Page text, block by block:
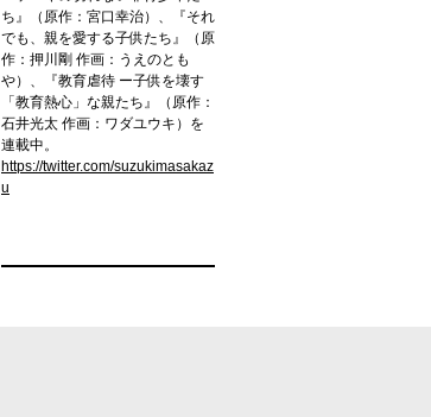
ち』（原作：宮口幸治）、『それ
でも、親を愛する子供たち』（原
作：押川剛 作画：うえのとも
や）、『教育虐待 ー子供を壊す
「教育熱心」な親たち』（原作：
石井光太 作画：ワダユウキ）を
連載中。
https://twitter.com/suzukimasakaz
u